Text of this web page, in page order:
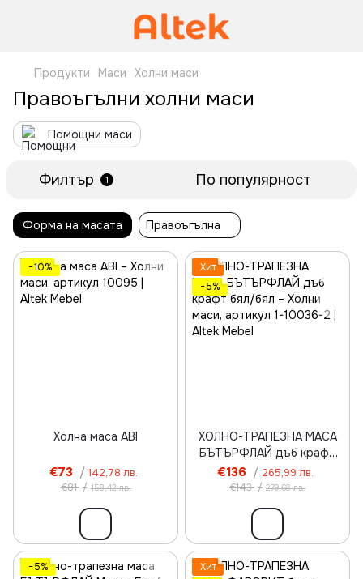
Продукти Маси Холни маси
Правоъгълни холни маси
Помощни маси
Филтър 1 По популярност
Форма на масата Правоъгълна
−10%
Холна маса ABI
€73 / 142,78 лв.
€81 / 158,42 лв.
Хит
−5%
ХОЛНО-ТРАПЕЗНА МАСА
БЪТЪРФЛАЙ дъб крафт
бял/бял
€136 / 265,99 лв.
€143 / 279,68 лв.
−5%
Хит